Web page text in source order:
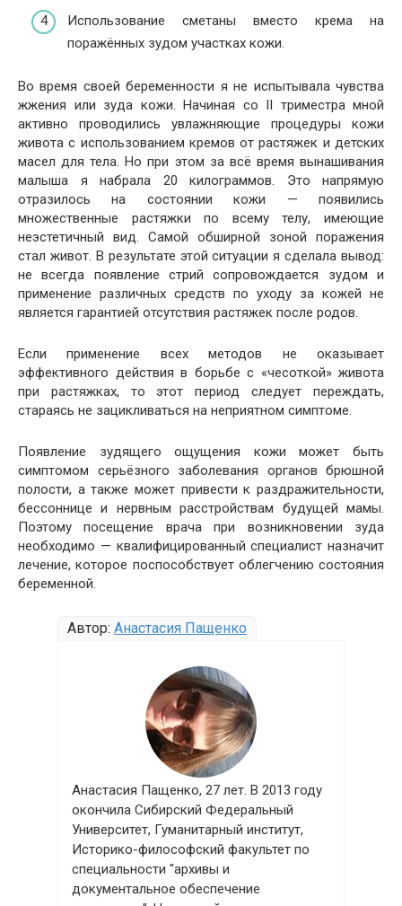
Использование сметаны вместо крема на
поражённых зудом участках кожи.
Во время своей беременности я не испытывала чувства
жжения или зуда кожи. Начиная со II триместра мной
активно проводились увлажняющие процедуры кожи
живота с использованием кремов от растяжек и детских
масел для тела. Но при этом за всё время вынашивания
малыша я набрала 20 килограммов. Это напрямую
отразилось на состоянии кожи — появились
множественные растяжки по всему телу, имеющие
неэстетичный вид. Самой обширной зоной поражения
стал живот. В результате этой ситуации я сделала вывод:
не всегда появление стрий сопровождается зудом и
применение различных средств по уходу за кожей не
является гарантией отсутствия растяжек после родов.
Если применение всех методов не оказывает
эффективного действия в борьбе с «чесоткой» живота
при растяжках, то этот период следует переждать,
стараясь не зацикливаться на неприятном симптоме.
Появление зудящего ощущения кожи может быть
симптомом серьёзного заболевания органов брюшной
полости, а также может привести к раздражительности,
бессоннице и нервным расстройствам будущей мамы.
Поэтому посещение врача при возникновении зуда
необходимо — квалифицированный специалист назначит
лечение, которое поспособствует облегчению состояния
беременной.
Автор: Анастасия Пащенко
Анастасия Пащенко, 27 лет. В 2013 году
окончила Сибирский Федеральный
Университет, Гуманитарный институт,
Историко-философский факультет по
специальности "архивы и
документальное обеспечение